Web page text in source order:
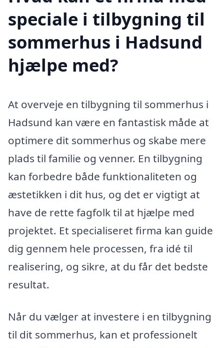
speciale i tilbygning til
sommerhus i Hadsund
hjælpe med?
At overveje en tilbygning til sommerhus i
Hadsund kan være en fantastisk måde at
optimere dit sommerhus og skabe mere
plads til familie og venner. En tilbygning
kan forbedre både funktionaliteten og
æstetikken i dit hus, og det er vigtigt at
have de rette fagfolk til at hjælpe med
projektet. Et specialiseret firma kan guide
dig gennem hele processen, fra idé til
realisering, og sikre, at du får det bedste
resultat.
Når du vælger at investere i en tilbygning
til dit sommerhus, kan et professionelt